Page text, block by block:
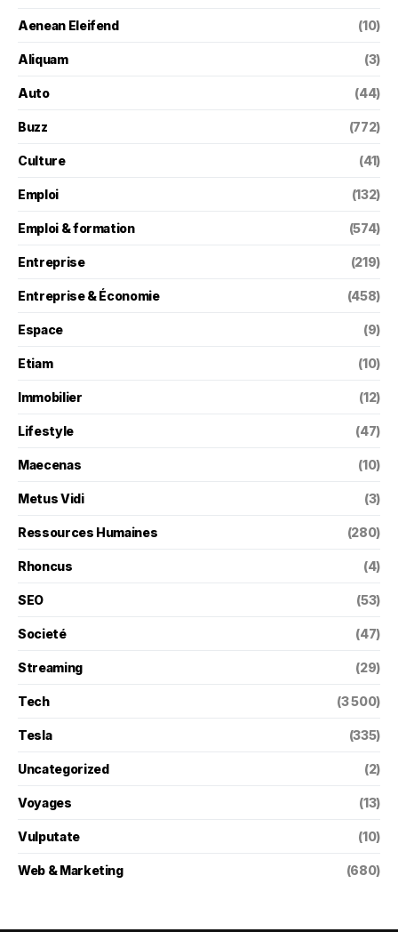
Aenean Eleifend (10)
Aliquam (3)
Auto (44)
Buzz (772)
Culture (41)
Emploi (132)
Emploi & formation (574)
Entreprise (219)
Entreprise & Économie (458)
Espace (9)
Etiam (10)
Immobilier (12)
Lifestyle (47)
Maecenas (10)
Metus Vidi (3)
Ressources Humaines (280)
Rhoncus (4)
SEO (53)
Societé (47)
Streaming (29)
Tech (3 500)
Tesla (335)
Uncategorized (2)
Voyages (13)
Vulputate (10)
Web & Marketing (680)